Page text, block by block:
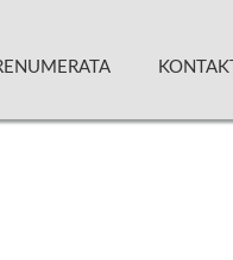
KONTAKT